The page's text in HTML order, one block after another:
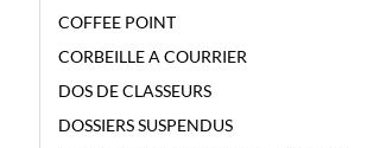
COFFEE POINT
CORBEILLE A COURRIER
DOS DE CLASSEURS
DOSSIERS SUSPENDUS
CLASSEMENT